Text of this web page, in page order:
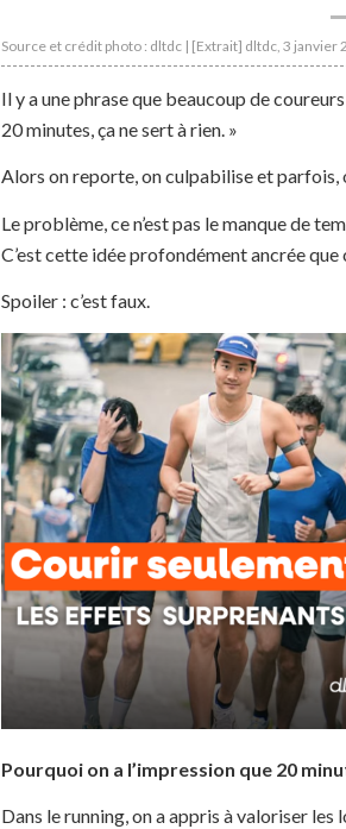
Source et crédit photo : dltdc | [Extrait] dltdc, 3 janvier
Il y a une phrase que beaucoup de
20 minutes, ça ne sert à rien. »
Alors on reporte, on culpabilise et
Le problème, ce n’est pas le manque de
C’est cette idée profondément ancrée que
Spoiler : c’est faux.
Pourquoi on a l’impression que 20
Dans le running, on a appris à valoriser